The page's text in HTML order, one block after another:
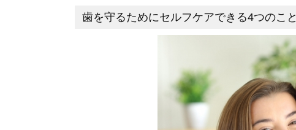
歯を守るためにセルフケアできる4つのこと